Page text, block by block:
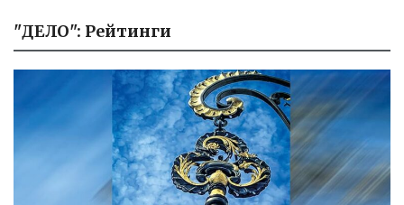
"ДЕЛО": Рейтинги